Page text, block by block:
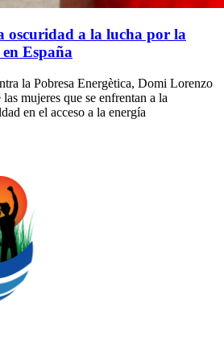
oscuridad a la lucha por la
España
la Pobresa Energètica, Domi Lorenzo
mujeres que se enfrentan a la
en el acceso a la energía